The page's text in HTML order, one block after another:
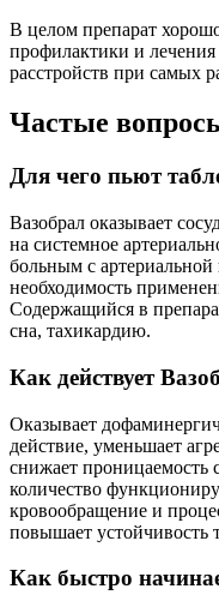
В целом препарат
профилактики и
расстройств при самых
Частые
Для чего пьют
Вазобрал оказывает
на системное
больным с артериальной
необходимость
Содержащийся в
сна, тахикардию.
Как действует
Оказывает
действие, уменьшает
снижает проницаемость
количество
кровообращение и
повышает устойчивость
Как быстро